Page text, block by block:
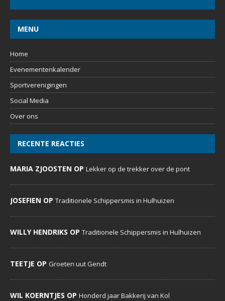
MENU
Home
Evenementenkalender
Sportverenigingen
Social Media
Over ons
RECENTE REACTIES
MARIA ZJOOSTEN OP Lekker op de trekker over de pont
JOSEFIEN OP Traditionele Schippersmis in Hulhuizen
WILLY HENDRIKS OP Traditionele Schippersmis in Hulhuizen
TEETJE OP Groeten uut Gendt
WIL KOERNTJES OP Honderd jaar Bakkerij van Kol